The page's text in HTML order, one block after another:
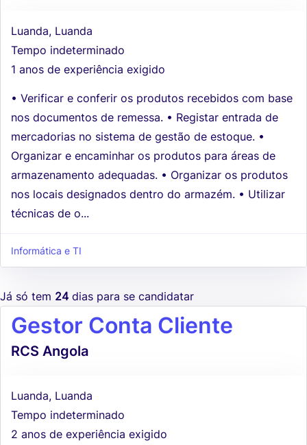
Luanda, Luanda
Tempo indeterminado
1 anos de experiência exigido
• Verificar e conferir os produtos recebidos com base
nos documentos de remessa. • Registar entrada de
mercadorias no sistema de gestão de estoque. •
Organizar e encaminhar os produtos para áreas de
armazenamento adequadas. • Organizar os produtos
nos locais designados dentro do armazém. • Utilizar
técnicas de o...
Informática e TI
Já só tem 24 dias para se candidatar
Gestor Conta Cliente
RCS Angola
Luanda, Luanda
Tempo indeterminado
2 anos de experiência exigido